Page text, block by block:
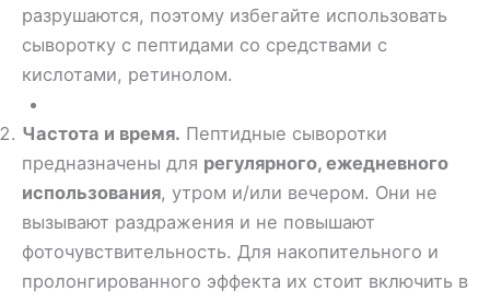
разрушаются, поэтому избегайте использовать
сыворотку с пептидами со средствами с
кислотами, ретинолом.
Частота и время. Пептидные сыворотки
предназначены для регулярного, ежедневного
использования, утром и/или вечером. Они не
вызывают раздражения и не повышают
фоточувствительность. Для накопительного и
пролонгированного эффекта их стоит включить в